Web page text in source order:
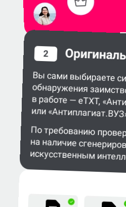
2
Вы сами выбираете
обнаружения
в работе — eTXT,
или
По требованию
на наличие
искусственным